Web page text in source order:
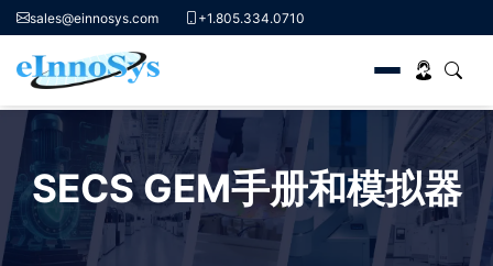
Skip
content
sales@einnosys.com +1.805.334.0710
SECS GEM手册和模拟器